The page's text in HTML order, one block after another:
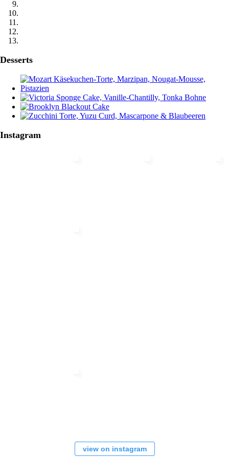
Desserts
Instagram
view on instagram